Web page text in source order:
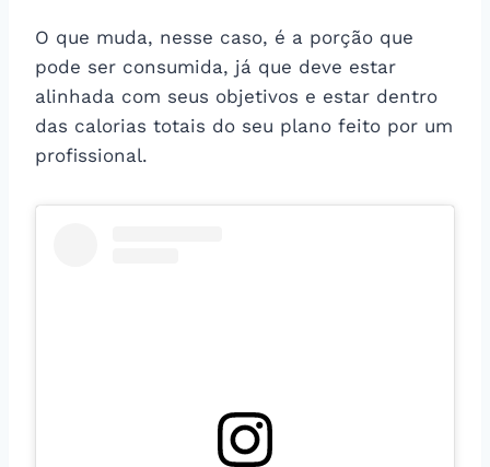
O que muda, nesse caso, é a porção que
pode ser consumida, já que deve estar
alinhada com seus objetivos e estar dentro
das calorias totais do seu plano feito por um
profissional.